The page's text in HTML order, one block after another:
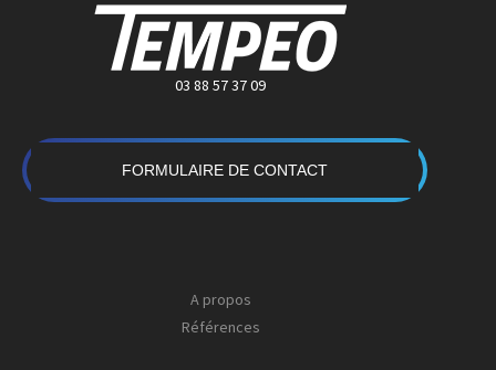
03 88 57 37 09
FORMULAIRE DE CONTACT
A propos
Références